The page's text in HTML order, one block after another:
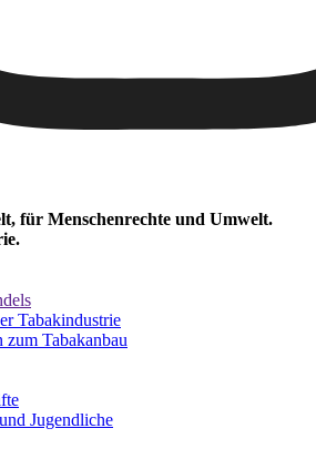
für Menschenrechte und Umwelt.
Tabakindustrie
zum Tabakanbau
Jugendliche